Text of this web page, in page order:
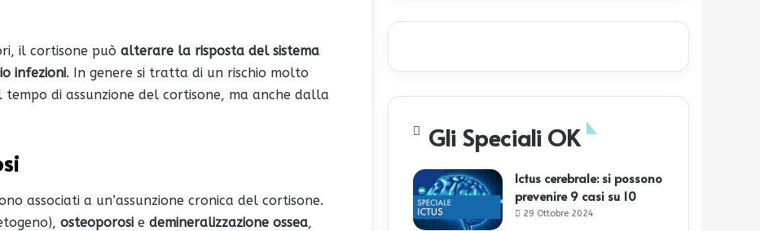
il cortisone può alterare la risposta del sistema
infezioni. In genere si tratta di un rischio molto
tempo di assunzione del cortisone, ma anche dalla
associati a un’assunzione cronica del cortisone.
osteoporosi e demineralizzazione ossea,
Gli Speciali OK
Ictus cerebrale: si possono
prevenire 9 casi su 10
29 Ottobre 2024